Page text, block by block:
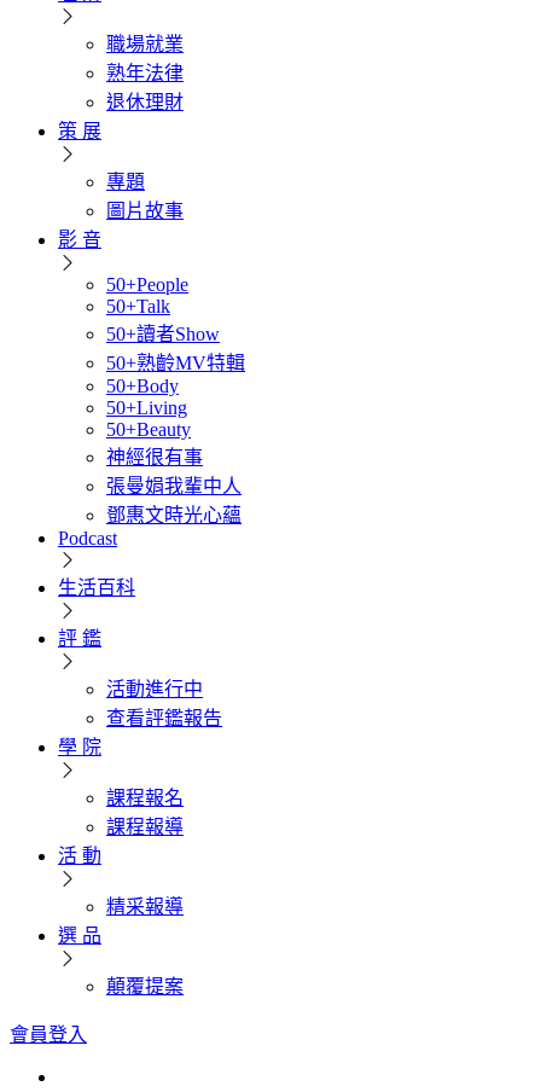
職場就業
熟年法律
退休理財
策 展
專題
圖片故事
影 音
50+People
50+Talk
50+讀者Show
50+熟齡MV特輯
50+Body
50+Living
50+Beauty
神經很有事
張曼娟我輩中人
鄧惠文時光心蘊
Podcast
生活百科
評 鑑
活動進行中
查看評鑑報告
學 院
課程報名
課程報導
活 動
精采報導
選 品
顛覆提案
會員登入